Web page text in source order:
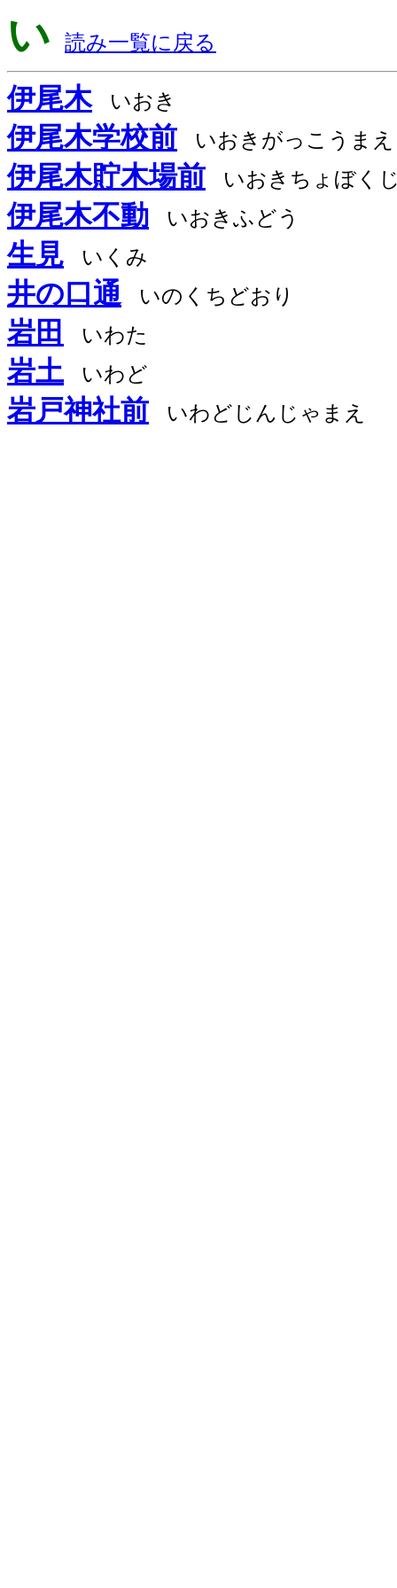
い 読み一覧に戻る
伊尾木 いおき
伊尾木学校前 いおきがっこうまえ
伊尾木貯木場前 いおきちょぼく
伊尾木不動 いおきふどう
生見 いくみ
井の口通 いのくちどおり
岩田 いわた
岩土 いわど
岩戸神社前 いわどじんじゃまえ